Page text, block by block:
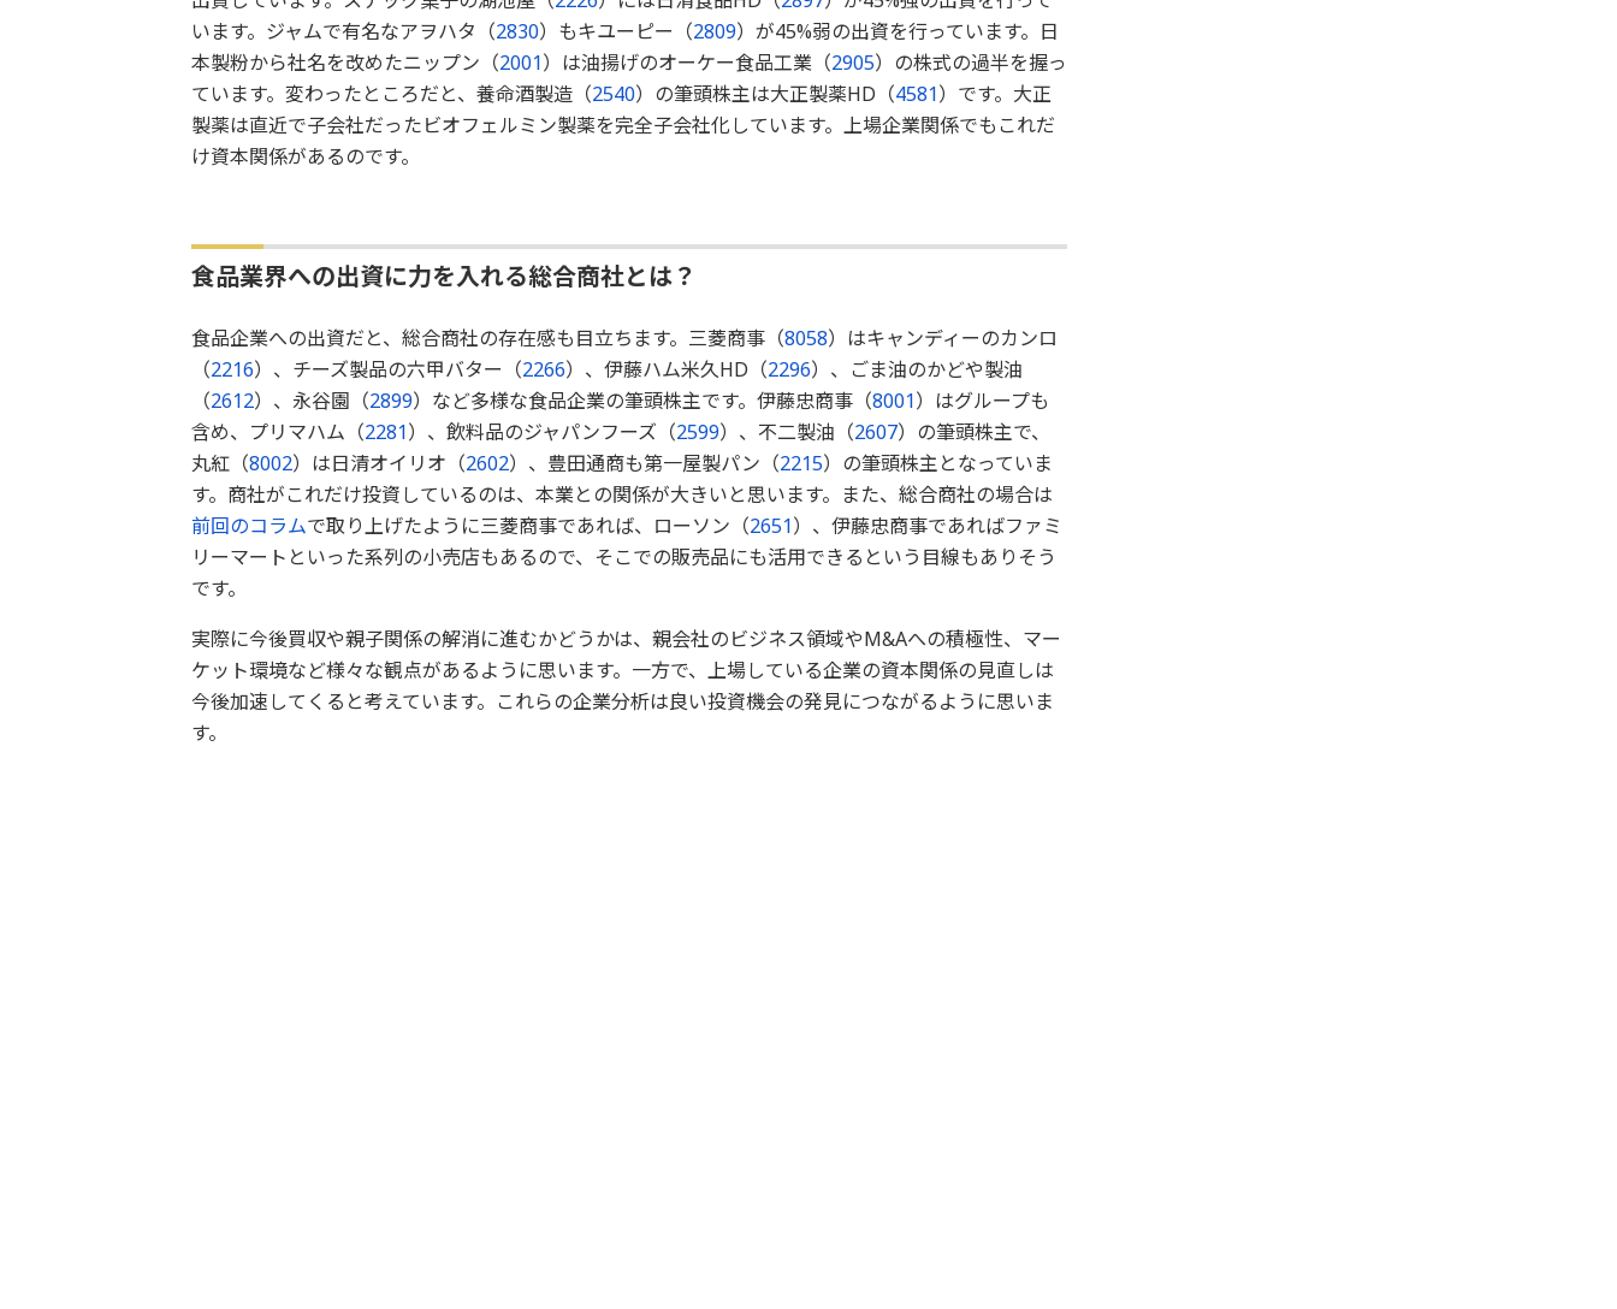
います。ジャムで有名なアヲハタ（2830）もキユーピー（2809）が45%弱の出資を行っています。日
本製粉から社名を改めたニップン（2001）は油揚げのオーケー食品工業（2905）の株式の過半を握っ
ています。変わったところだと、養命酒製造（2540）の筆頭株主は大正製薬HD（4581）です。大正
製薬は直近で子会社だったビオフェルミン製薬を完全子会社化しています。上場企業関係でもこれだ
け資本関係があるのです。
食品業界への出資に力を入れる総合商社とは？
食品企業への出資だと、総合商社の存在感も目立ちます。三菱商事（8058）はキャンディーのカンロ
（2216）、チーズ製品の六甲バター（2266）、伊藤ハム米久HD（2296）、ごま油のかどや製油
（2612）、永谷園（2899）など多様な食品企業の筆頭株主です。伊藤忠商事（8001）はグループも
含め、プリマハム（2281）、飲料品のジャパンフーズ（2599）、不二製油（2607）の筆頭株主で、
丸紅（8002）は日清オイリオ（2602）、豊田通商も第一屋製パン（2215）の筆頭株主となっていま
す。商社がこれだけ投資しているのは、本業との関係が大きいと思います。また、総合商社の場合は
前回のコラムで取り上げたように三菱商事であれば、ローソン（2651）、伊藤忠商事であればファミ
リーマートといった系列の小売店もあるので、そこでの販売品にも活用できるという目線もありそう
です。
実際に今後買収や親子関係の解消に進むかどうかは、親会社のビジネス領域やM&Aへの積極性、マー
ケット環境など様々な観点があるように思います。一方で、上場している企業の資本関係の見直しは
今後加速してくると考えています。これらの企業分析は良い投資機会の発見につながるように思いま
す。